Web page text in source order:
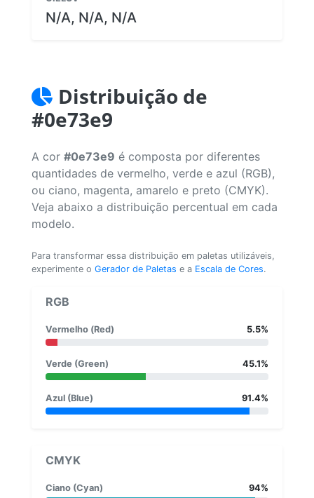
N/A, N/A, N/A
Distribuição de
#0e73e9
A cor #0e73e9 é composta por diferentes
quantidades de vermelho, verde e azul (RGB),
ou ciano, magenta, amarelo e preto (CMYK).
Veja abaixo a distribuição percentual em cada
modelo.
Para transformar essa distribuição em paletas utilizáveis,
experimente o Gerador de Paletas e a Escala de Cores.
RGB
Vermelho (Red) 5.5%
Verde (Green) 45.1%
Azul (Blue) 91.4%
CMYK
Ciano (Cyan) 94%